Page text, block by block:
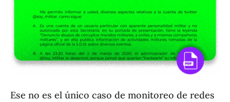
Ese no es el único caso de monitoreo de redes